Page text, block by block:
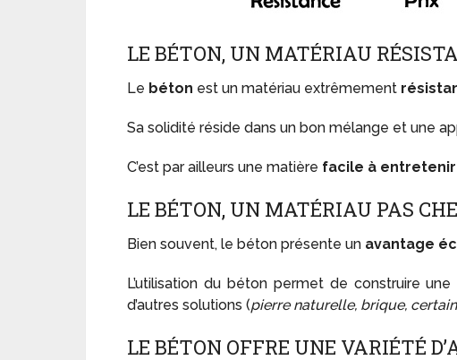
LE BÉTON, UN MATÉRIAU
Le béton est un matériau extrêmement
Sa solidité réside dans un bon mélange et une
C’est par ailleurs une matière facile à entretenir
LE BÉTON, UN MATÉRIAU PAS
Bien souvent, le béton présente un avantage
L’utilisation du béton permet de construire une
d’autres solutions (pierre naturelle, brique,
LE BÉTON OFFRE UNE VARIÉTÉ